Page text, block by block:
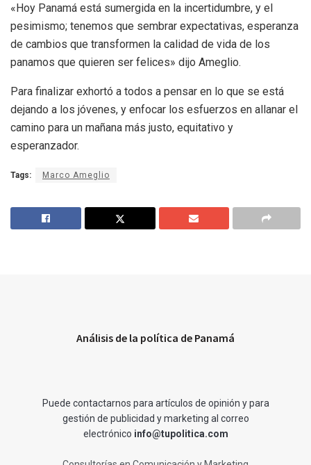
«Hoy Panamá está sumergida en la incertidumbre, y el
pesimismo; tenemos que sembrar expectativas, esperanza
de cambios que transformen la calidad de vida de los
panamos que quieren ser felices» dijo Ameglio.
Para finalizar exhortó a todos a pensar en lo que se está
dejando a los jóvenes, y enfocar los esfuerzos en allanar el
camino para un mañana más justo, equitativo y
esperanzador.
Tags: Marco Ameglio
Análisis de la política de Panamá
Puede contactarnos para artículos de opinión y para
gestión de publicidad y marketing al correo
electrónico info@tupolitica.com